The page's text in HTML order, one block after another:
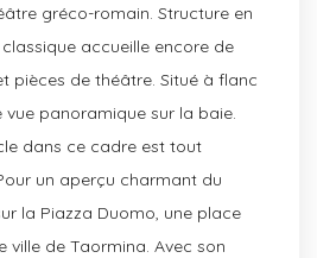
gréco-romain. Structure en
accueille encore de
pièces de théâtre. Situé à flanc
vue panoramique sur la baie.
dans ce cadre est tout
un aperçu charmant du
la Piazza Duomo, une place
ville de Taormina. Avec son